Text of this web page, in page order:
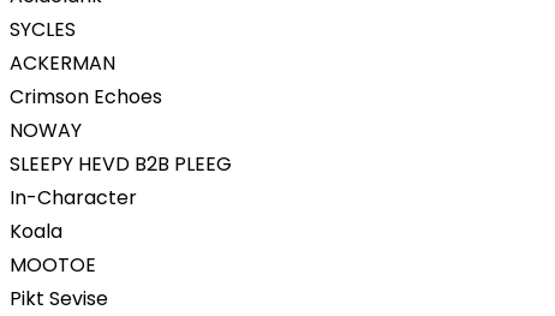
SYCLES
ACKERMAN
Crimson Echoes
NOWAY
SLEEPY HEVD B2B PLEEG
In-Character
Koala
MOOTOE
Pikt Sevise